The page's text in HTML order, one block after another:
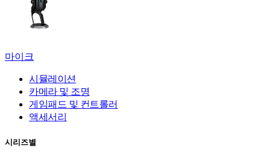
마이크
시뮬레이션
카메라 및 조명
게임패드 및 컨트롤러
액세서리
시리즈별